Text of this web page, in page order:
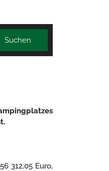
Suchen
312,05 Euro,